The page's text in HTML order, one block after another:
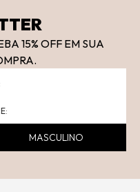
15% OFF EM SUA
MASCULINO